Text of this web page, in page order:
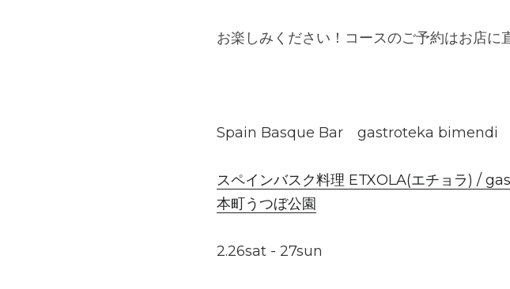
お楽しみください！コースのご予約はお店に
Spain Basque Bar　gastroteka bimendi
スペインバスク料理 ETXOLA(エチョラ) /
本町うつぼ公園
2.26sat - 27sun